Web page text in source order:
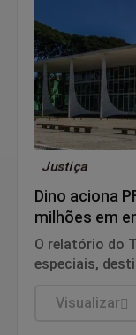
Justiça
Dino aciona
milhões em
O relatório do
especiais,
recursos
Visualizar